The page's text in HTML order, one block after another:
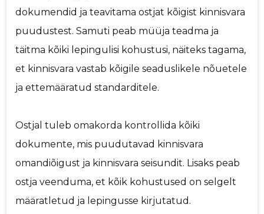
dokumendid ja teavitama ostjat kõigist kinnisvara
puudustest. Samuti peab müüja teadma ja
täitma kõiki lepingulisi kohustusi, näiteks tagama,
et kinnisvara vastab kõigile seaduslikele nõuetele
ja ettemääratud standarditele.
Ostjal tuleb omakorda kontrollida kõiki
dokumente, mis puudutavad kinnisvara
omandiõigust ja kinnisvara seisundit. Lisaks peab
ostja veenduma, et kõik kohustused on selgelt
määratletud ja lepingusse kirjutatud.